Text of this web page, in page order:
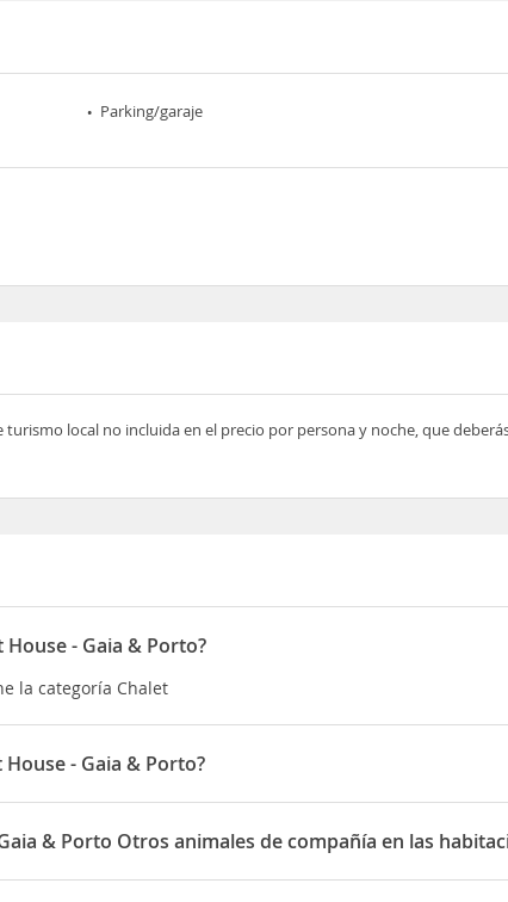
Parking/garaje
turismo local no incluida en el precio por persona y noche, que
- Gaia & Porto?
la categoría Chalet
- Gaia & Porto?
situado en 109 Rua Além
& Porto Otros animales de compañía en las
Otros animales de compañía en las habitaciones